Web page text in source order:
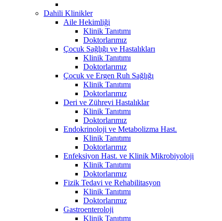
Dahili Klinikler
Aile Hekimliği
Klinik Tanıtımı
Doktorlarımız
Çocuk Sağlığı ve Hastalıkları
Klinik Tanıtımı
Doktorlarımız
Çocuk ve Ergen Ruh Sağlığı
Klinik Tanıtımı
Doktorlarımız
Deri ve Zührevi Hastalıklar
Klinik Tanıtımı
Doktorlarımız
Endokrinoloji ve Metabolizma Hast.
Klinik Tanıtımı
Doktorlarımız
Enfeksiyon Hast. ve Klinik Mikrobiyoloji
Klinik Tanıtımı
Doktorlarımız
Fizik Tedavi ve Rehabilitasyon
Klinik Tanıtımı
Doktorlarımız
Gastroenteroloji
Klinik Tanıtımı